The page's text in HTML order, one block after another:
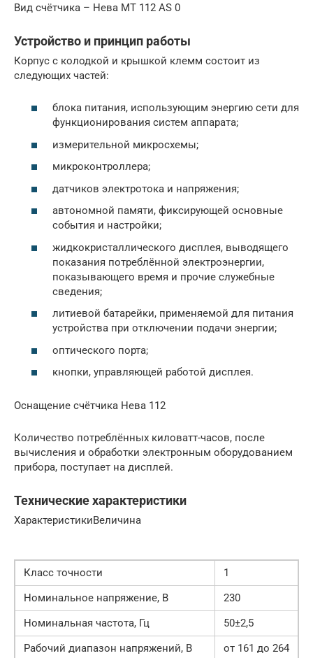
Вид счётчика – Нева МТ 112 AS 0
Устройство и принцип работы
Корпус с колодкой и крышкой клемм состоит из
следующих частей:
блока питания, использующим энергию сети для
функционирования систем аппарата;
измерительной микросхемы;
микроконтроллера;
датчиков электротока и напряжения;
автономной памяти, фиксирующей основные
события и настройки;
жидкокристаллического дисплея, выводящего
показания потреблённой электроэнергии,
показывающего время и прочие служебные
сведения;
литиевой батарейки, применяемой для питания
устройства при отключении подачи энергии;
оптического порта;
кнопки, управляющей работой дисплея.
Оснащение счётчика Нева 112
Количество потреблённых киловатт-часов, после
вычисления и обработки электронным оборудованием
прибора, поступает на дисплей.
Технические характеристики
ХарактеристикиВеличина
Класс точности
1
Номинальное напряжение, В
230
Номинальная частота, Гц
50±2,5
Рабочий диапазон напряжений, В
от 161 до 264